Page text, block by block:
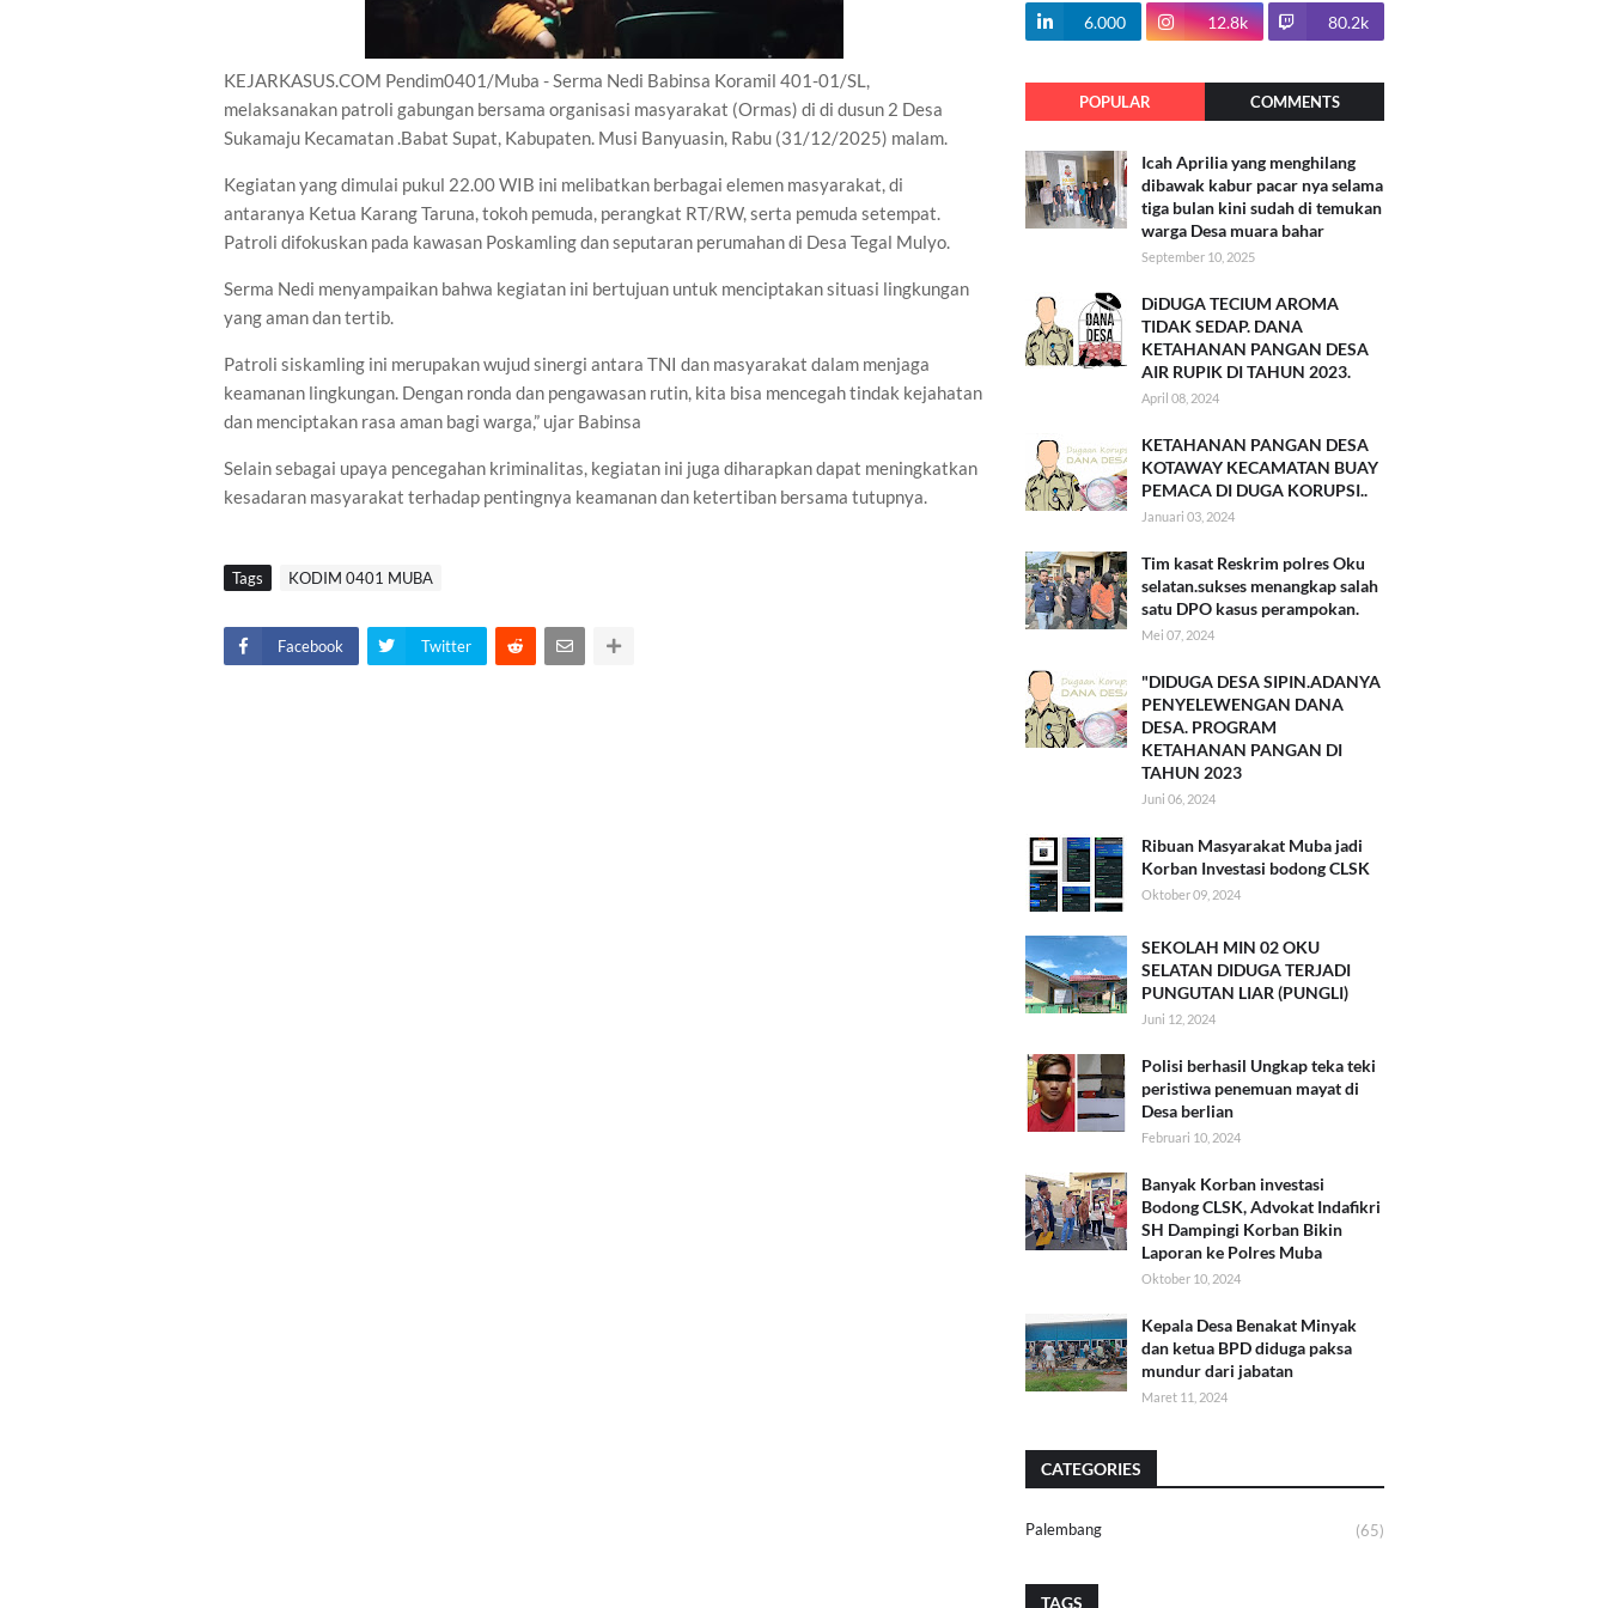
KEJARKASUS.COM Pendim0401/Muba - Serma Nedi Babinsa Koramil 401-01/SL,
melaksanakan patroli gabungan bersama organisasi masyarakat (Ormas) di di dusun 2 Desa
Sukamaju Kecamatan .Babat Supat, Kabupaten. Musi Banyuasin, Rabu (31/12/2025) malam.
Kegiatan yang dimulai pukul 22.00 WIB ini melibatkan berbagai elemen masyarakat, di
antaranya Ketua Karang Taruna, tokoh pemuda, perangkat RT/RW, serta pemuda setempat.
Patroli difokuskan pada kawasan Poskamling dan seputaran perumahan di Desa Tegal Mulyo.
Serma Nedi menyampaikan bahwa kegiatan ini bertujuan untuk menciptakan situasi lingkungan
yang aman dan tertib.
Patroli siskamling ini merupakan wujud sinergi antara TNI dan masyarakat dalam menjaga
keamanan lingkungan. Dengan ronda dan pengawasan rutin, kita bisa mencegah tindak kejahatan
dan menciptakan rasa aman bagi warga,” ujar Babinsa
Selain sebagai upaya pencegahan kriminalitas, kegiatan ini juga diharapkan dapat meningkatkan
kesadaran masyarakat terhadap pentingnya keamanan dan ketertiban bersama tutupnya.
Tags KODIM 0401 MUBA
Facebook Twitter
100.7k
6.000 12.8k 80.2k
POPULAR COMMENTS
Icah Aprilia yang menghilang
dibawak kabur pacar nya selama
tiga bulan kini sudah di temukan
warga Desa muara bahar
September 10, 2025
DiDUGA TECIUM AROMA
TIDAK SEDAP. DANA
KETAHANAN PANGAN DESA
AIR RUPIK DI TAHUN 2023.
April 08, 2024
KETAHANAN PANGAN DESA
KOTAWAY KECAMATAN BUAY
PEMACA DI DUGA KORUPSI..
Januari 03, 2024
Tim kasat Reskrim polres Oku
selatan.sukses menangkap salah
satu DPO kasus perampokan.
Mei 07, 2024
"DIDUGA DESA SIPIN.ADANYA
PENYELEWENGAN DANA
DESA. PROGRAM
KETAHANAN PANGAN DI
TAHUN 2023
Juni 06, 2024
Ribuan Masyarakat Muba jadi
Korban Investasi bodong CLSK
Oktober 09, 2024
SEKOLAH MIN 02 OKU
SELATAN DIDUGA TERJADI
PUNGUTAN LIAR (PUNGLI)
Juni 12, 2024
Polisi berhasil Ungkap teka teki
peristiwa penemuan mayat di
Desa berlian
Februari 10, 2024
Banyak Korban investasi
Bodong CLSK, Advokat Indafikri
SH Dampingi Korban Bikin
Laporan ke Polres Muba
Oktober 10, 2024
Kepala Desa Benakat Minyak
dan ketua BPD diduga paksa
mundur dari jabatan
Maret 11, 2024
CATEGORIES
Palembang (65)
TAGS